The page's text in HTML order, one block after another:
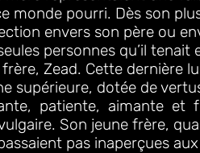
monde pourri. Dès son
envers son père ou
personnes qu’il tenait
frère, Zead. Cette dernière
supérieure, dotée de
patiente, aimante
Son jeune frère,
pas inaperçues